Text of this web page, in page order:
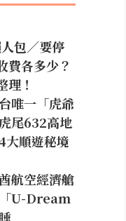
包／要停
費各多少？
理！
唯一「虎爺
尾632高地
大順遊秘境
航空經濟艙
U-Dream